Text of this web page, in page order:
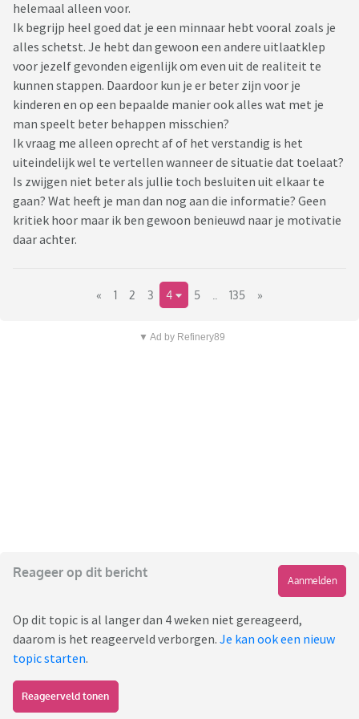
helemaal alleen voor.
Ik begrijp heel goed dat je een minnaar hebt vooral zoals je
alles schetst. Je hebt dan gewoon een andere uitlaatklep
voor jezelf gevonden eigenlijk om even uit de realiteit te
kunnen stappen. Daardoor kun je er beter zijn voor je
kinderen en op een bepaalde manier ook alles wat met je
man speelt beter behappen misschien?
Ik vraag me alleen oprecht af of het verstandig is het
uiteindelijk wel te vertellen wanneer de situatie dat toelaat?
Is zwijgen niet beter als jullie toch besluiten uit elkaar te
gaan? Wat heeft je man dan nog aan die informatie? Geen
kritiek hoor maar ik ben gewoon benieuwd naar je motivatie
daar achter.
« 1 2 3 4 5 135 »
▼ Ad by Refinery89
Reageer op dit bericht
Aanmelden
Op dit topic is al langer dan 4 weken niet gereageerd,
daarom is het reageerveld verborgen. Je kan ook een nieuw
topic starten.
Reageerveld tonen